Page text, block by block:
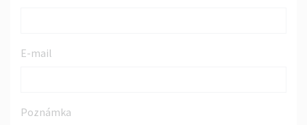
E-mail
Poznámka